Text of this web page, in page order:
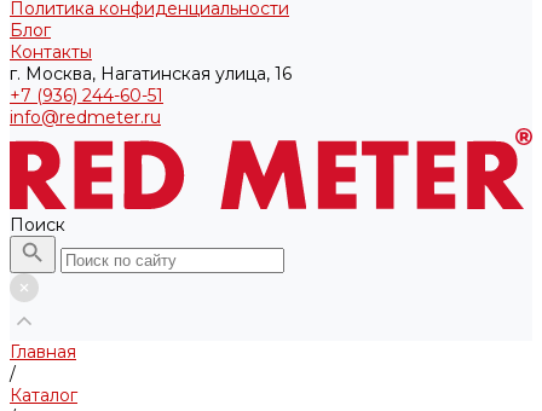
Политика конфиденциальности
Блог
Контакты
г. Москва, Нагатинская улица, 16
+7 (936) 244-60-51
info@redmeter.ru
Поиск
Главная
/
Каталог